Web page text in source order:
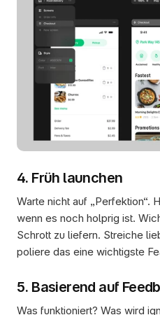
4. Früh launchen
Warte nicht auf „Perfektion“.
wenn es noch holprig ist.
Schrott zu liefern. Streiche
poliere das eine wichtigste
5. Basierend auf
Was funktioniert? Was wird